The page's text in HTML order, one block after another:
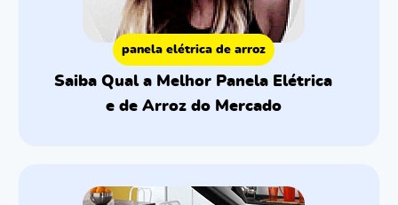
panela elétrica de arroz
Saiba Qual a Melhor Panela Elétrica
e de Arroz do Mercado